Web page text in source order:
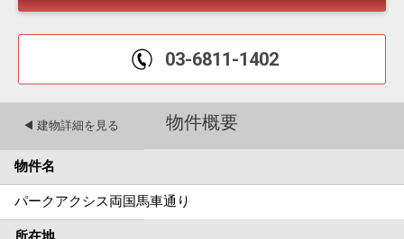
03-6811-1402
物件概要
◀︎ 建物詳細を見る
物件名
パークアクシス両国馬車通り